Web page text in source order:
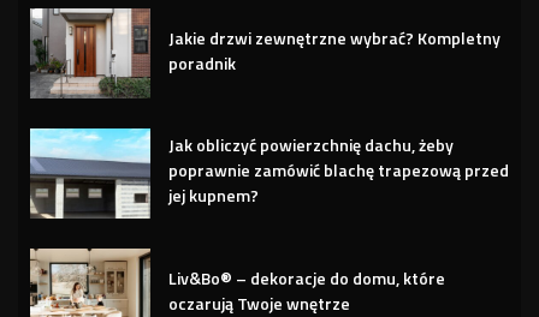
Jakie drzwi zewnętrzne wybrać? Kompletny
poradnik
Jak obliczyć powierzchnię dachu, żeby
poprawnie zamówić blachę trapezową przed
jej kupnem?
Liv&Bo® – dekoracje do domu, które
oczarują Twoje wnętrze